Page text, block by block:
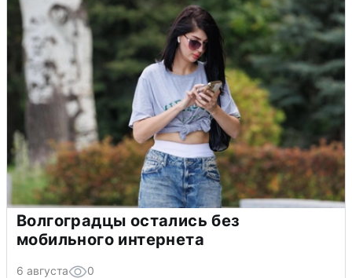
Волгоградцы остались без
мобильного интернета
6 августа 0